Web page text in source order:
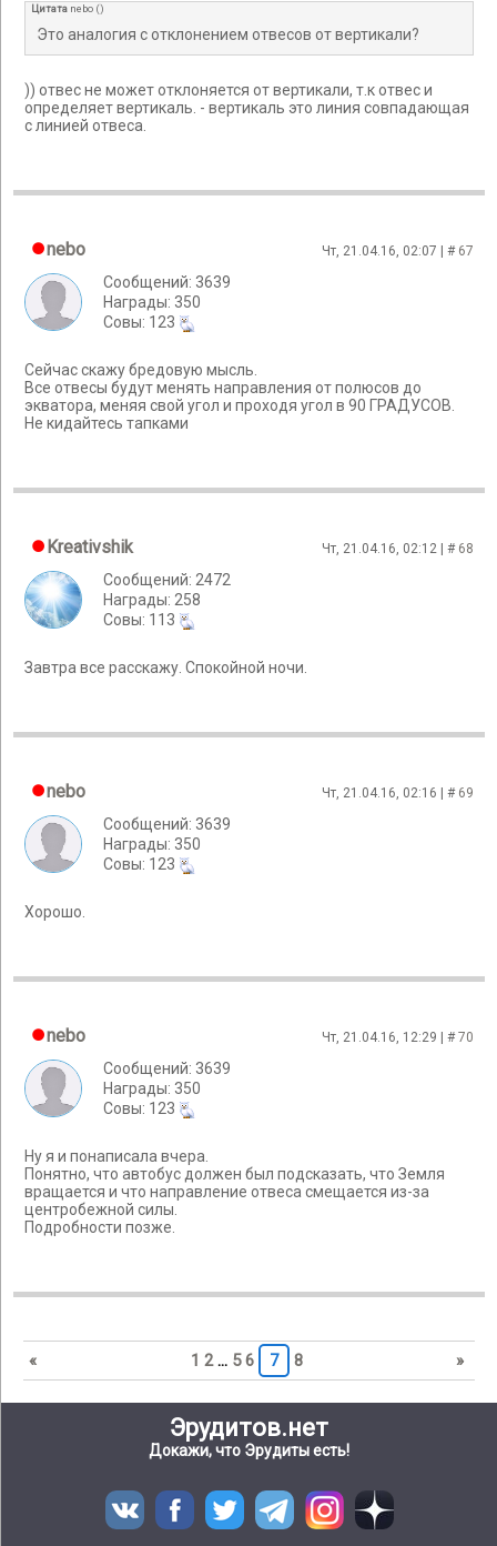
Цитата nebo ()
Это аналогия с отклонением отвесов от вертикали?
)) отвес не может отклоняется от вертикали, т.к отвес и
определяет вертикаль. - вертикаль это линия совпадающая
с линией отвеса.
nebo Чт, 21.04.16, 02:07 | # 67
Сообщений: 3639
Награды: 350
Cовы: 123
Сейчас скажу бредовую мысль.
Все отвесы будут менять направления от полюсов до
экватора, меняя свой угол и проходя угол в 90 ГРАДУСОВ.
Не кидайтесь тапками
Kreativshik Чт, 21.04.16, 02:12 | # 68
Сообщений: 2472
Награды: 258
Cовы: 113
Завтра все расскажу. Спокойной ночи.
nebo Чт, 21.04.16, 02:16 | # 69
Сообщений: 3639
Награды: 350
Cовы: 123
Хорошо.
nebo Чт, 21.04.16, 12:29 | #70
Сообщений: 3639
Награды: 350
Cовы: 123
Ну я и понаписала вчера.
Понятно, что автобус должен был подсказать, что Земля
вращается и что направление отвеса смещается из-за
центробежной силы.
Подробности позже.
« 1 2 … 5 6 7 8 »
Эрудитов.нет
Докажи, что Эрудиты есть!